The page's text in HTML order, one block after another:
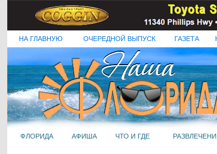
НА ГЛАВНУЮ ОЧЕРЕДНОЙ ВЫПУСК ГАЗЕТА
ФЛОРИДА АФИША ЧТО И ГДЕ